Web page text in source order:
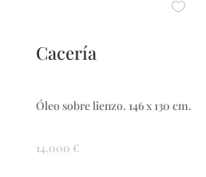
Cacería
Óleo sobre lienzo. 146 x 130 cm.
14.000 €